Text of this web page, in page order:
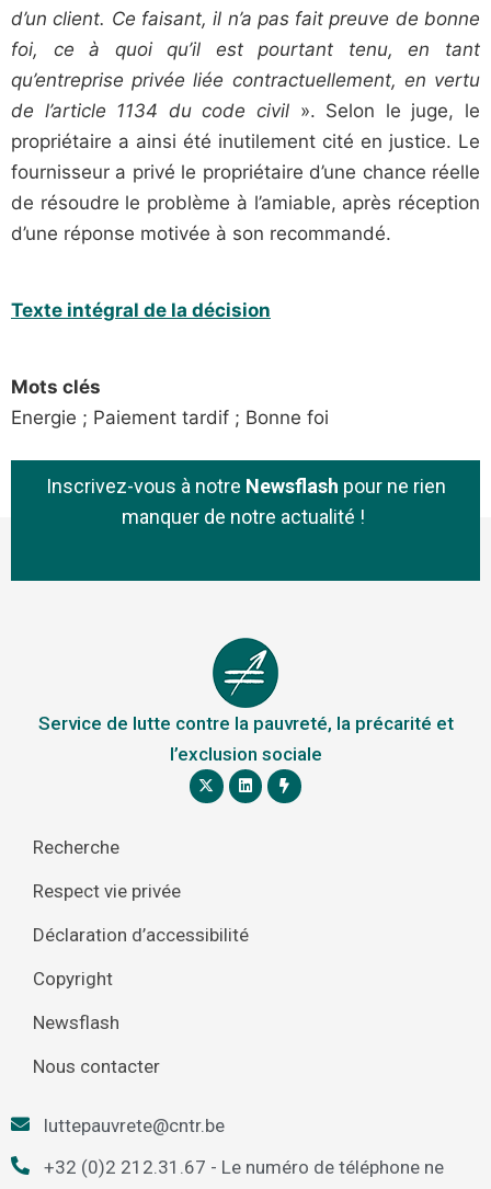
d’un client. Ce faisant, il n’a pas fait preuve de bonne
foi, ce à quoi qu’il est pourtant tenu, en tant
qu’entreprise privée liée contractuellement, en vertu
de l’article 1134 du code civil ». Selon le juge, le
propriétaire a ainsi été inutilement cité en justice. Le
fournisseur a privé le propriétaire d’une chance réelle
de résoudre le problème à l’amiable, après réception
d’une réponse motivée à son recommandé.
Texte intégral de la décision
Mots clés
Energie ; Paiement tardif ; Bonne foi
Inscrivez-vous à notre Newsflash pour ne rien
manquer de notre actualité !
Service de lutte contre la pauvreté, la précarité et
l’exclusion sociale
Recherche
Respect vie privée
Déclaration d’accessibilité
Copyright
Newsflash
Nous contacter
luttepauvrete@cntr.be
+32 (0)2 212.31.67 - Le numéro de téléphone ne